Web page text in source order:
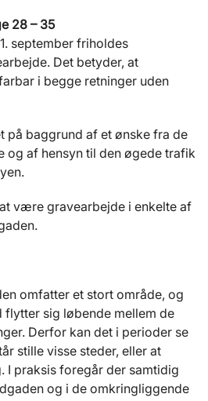
28 – 35
september friholdes
Det betyder, at
i begge retninger uden
på baggrund af et ønske fra de
og af hensyn til den øgede trafik
være gravearbejde i enkelte af
omfatter et stort område, og
flytter sig løbende mellem de
Derfor kan det i perioder se
stille visse steder, eller at
I praksis foregår der samtidig
og i de omkringliggende